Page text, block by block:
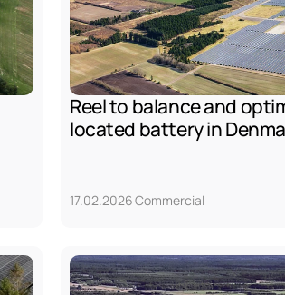
Reel to balance and
located battery in
17.02.2026Commercial